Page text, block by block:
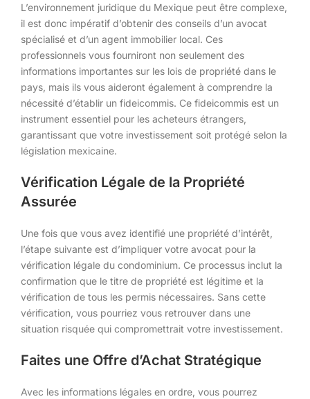
L’environnement juridique du Mexique peut être complexe,
il est donc impératif d’obtenir des conseils d’un avocat
spécialisé et d’un agent immobilier local. Ces
professionnels vous fourniront non seulement des
informations importantes sur les lois de propriété dans le
pays, mais ils vous aideront également à comprendre la
nécessité d’établir un fideicommis. Ce fideicommis est un
instrument essentiel pour les acheteurs étrangers,
garantissant que votre investissement soit protégé selon la
législation mexicaine.
Vérification Légale de la Propriété
Assurée
Une fois que vous avez identifié une propriété d’intérêt,
l’étape suivante est d’impliquer votre avocat pour la
vérification légale du condominium. Ce processus inclut la
confirmation que le titre de propriété est légitime et la
vérification de tous les permis nécessaires. Sans cette
vérification, vous pourriez vous retrouver dans une
situation risquée qui compromettrait votre investissement.
Faites une Offre d’Achat Stratégique
Avec les informations légales en ordre, vous pourrez